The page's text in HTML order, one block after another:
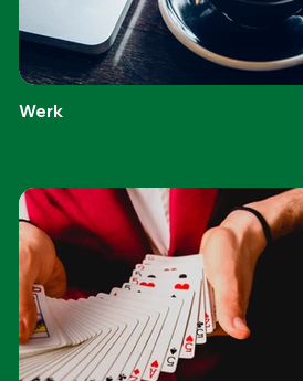
Werk